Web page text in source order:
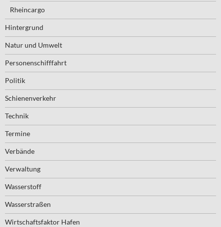
Rheincargo
Hintergrund
Natur und Umwelt
Personenschifffahrt
Politik
Schienenverkehr
Technik
Termine
Verbände
Verwaltung
Wasserstoff
Wasserstraßen
Wirtschaftsfaktor Hafen